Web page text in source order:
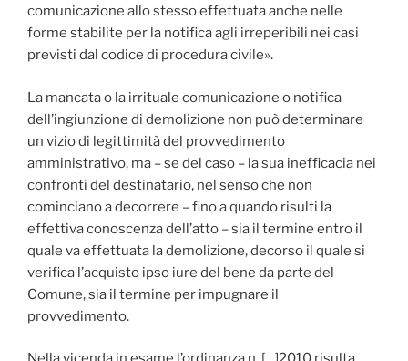
comunicazione allo stesso effettuata anche nelle
forme stabilite per la notifica agli irreperibili nei casi
previsti dal codice di procedura civile».
La mancata o la irrituale comunicazione o notifica
dell’ingiunzione di demolizione non può determinare
un vizio di legittimità del provvedimento
amministrativo, ma – se del caso – la sua inefficacia nei
confronti del destinatario, nel senso che non
cominciano a decorrere – fino a quando risulti la
effettiva conoscenza dell’atto – sia il termine entro il
quale va effettuata la demolizione, decorso il quale si
verifica l’acquisto ipso iure del bene da parte del
Comune, sia il termine per impugnare il
provvedimento.